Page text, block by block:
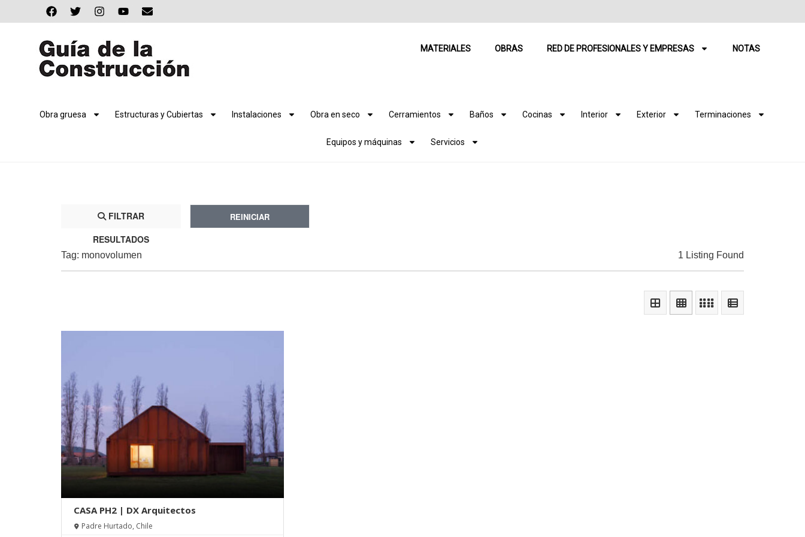
MATERIALES OBRAS RED DE PROFESIONALES Y EMPRESAS NOTAS
Obra gruesa Estructuras y Cubiertas Instalaciones Obra en seco Cerramientos Baños Cocinas Interior Exterior Terminaciones
Equipos y máquinas Servicios
FILTRAR
RESULTADOS
REINICIAR
Tag: monovolumen 1 Listing Found
CASA PH2 | DX Arquitectos
Padre Hurtado, Chile